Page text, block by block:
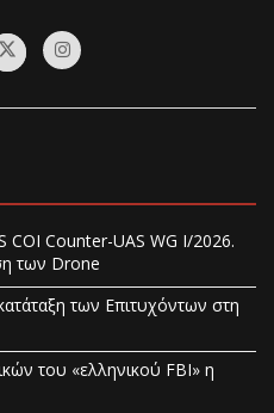
COI Counter-UAS WG I/2026.
των Drone
των Επιτυχόντων στη
του «ελληνικού FBI» η